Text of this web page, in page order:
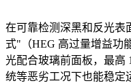
在可靠检测深黑和反光表
式"（HEG 高过量增益功
光配合玻璃前面板，最高
统等恶劣工况下也能稳定